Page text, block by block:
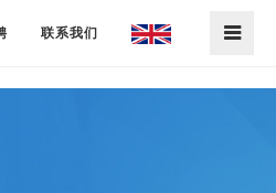
联系我们